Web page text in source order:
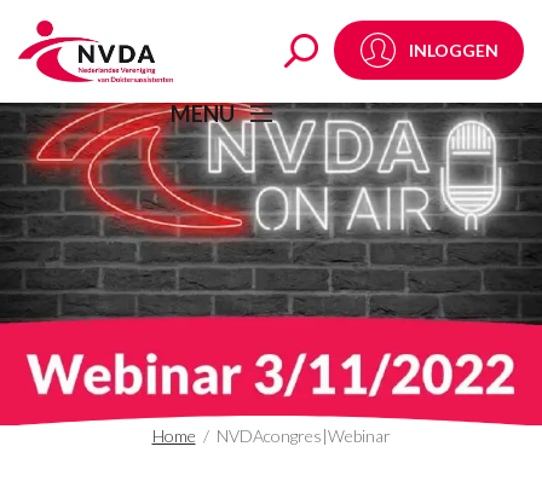
INLOGGEN
MENU
Home / NVDAcongres|Webinar